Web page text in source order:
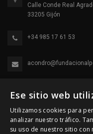
Calle Conde Real
33205 Gijón
+34 985 17 61 53
Ese sitio web
Utilizamos cookies para
analizar nuestro tráfico.
su uso de nuestro sitio